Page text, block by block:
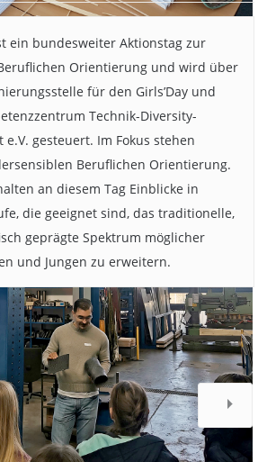
wurden die Schüler*innen am
ein bundesweiter Aktionstag zur
Orientierung und wird über
für den Girls’Day und
Technik-Diversity-
e.V. gesteuert. Im Fokus stehen
Beruflichen Orientierung.
an diesem Tag Einblicke in
die geeignet sind, das traditionelle,
geprägte Spektrum möglicher
und Jungen zu erweitern.